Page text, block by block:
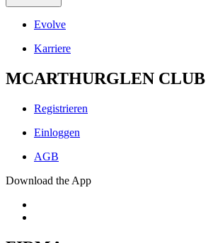
Evolve
Karriere
MCARTHURGLEN CLUB
Registrieren
Einloggen
AGB
Download the App